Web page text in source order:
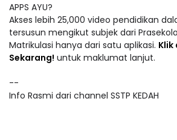
APPS AYU?
Akses lebih 25,000 video pendidikan
tersusun mengikut subjek dari
Matrikulasi hanya dari satu aplikasi. Klik
Sekarang! untuk maklumat lanjut.
--
Info Rasmi dari channel SSTP KEDAH